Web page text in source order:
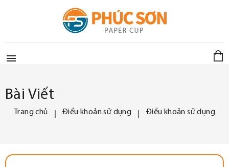

Bài Viết
Trang chủ Điều khoản sử dụng Điều khoản sử dụng